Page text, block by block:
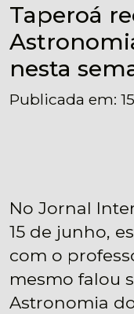
Taperoá
nesta
Publicada em:
No Jornal
15 de junho,
com o
mesmo falou
Astronomia